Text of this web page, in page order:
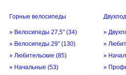
Горные велосипеды
» Велосипеды 27,5" (34)
» Велосипеды 29" (130)
» Любительские (85)
» Начальные (53)
»
»
»
»